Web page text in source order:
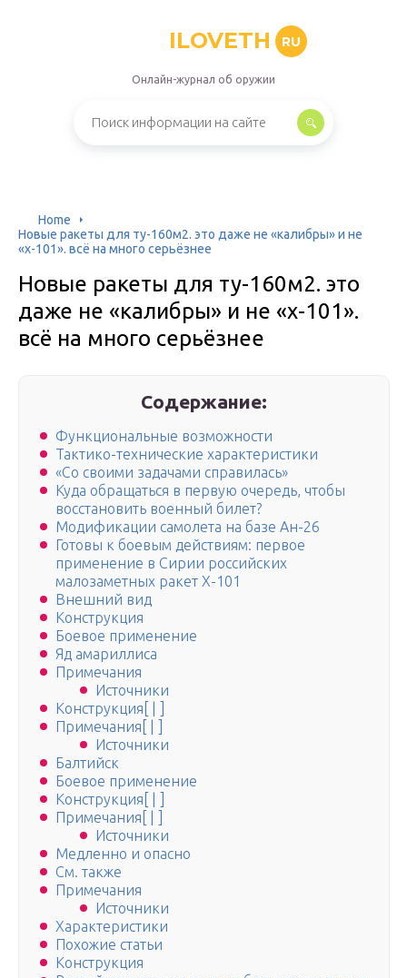
ILOVETH RU
Онлайн-журнал об оружии
Home
Новые ракеты для ту-160м2. это даже не «калибры» и не
«х-101». всё на много серьёзнее
Новые ракеты для ту-160м2. это
даже не «калибры» и не «х-101».
всё на много серьёзнее
Содержание:
Функциональные возможности
Тактико-технические характеристики
«Со своими задачами справилась»
Куда обращаться в первую очередь, чтобы
восстановить военный билет?
Модификации самолета на базе Ан-26
Готовы к боевым действиям: первое
применение в Сирии российских
малозаметных ракет Х-101
Внешний вид
Конструкция
Боевое применение
Яд амариллиса
Примечания
Источники
Конструкция[ | ]
Примечания[ | ]
Источники
Балтийск
Боевое применение
Конструкция[ | ]
Примечания[ | ]
Источники
Медленно и опасно
См. также
Примечания
Источники
Характеристики
Похожие статьи
Конструкция